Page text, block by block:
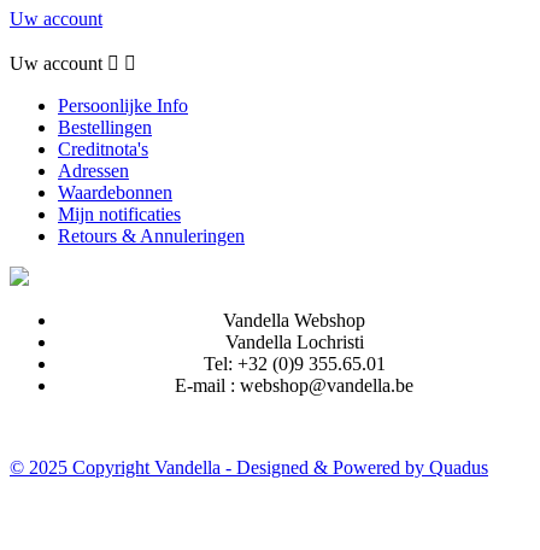
Uw account
Uw account  
Persoonlijke Info
Bestellingen
Creditnota's
Adressen
Waardebonnen
Mijn notificaties
Retours & Annuleringen
Vandella Webshop
Vandella Lochristi
Tel: +32 (0)9 355.65.01
E-mail : webshop@vandella.be
© 2025 Copyright Vandella - Designed & Powered by Quadus